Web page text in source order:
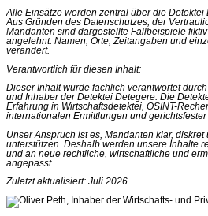
Alle Einsätze werden zentral über die Detektei
Aus Gründen des Datenschutzes, der
Mandanten sind dargestellte Fallbeispiele
angelehnt. Namen, Orte, Zeitangaben und
verändert.
Verantwortlich für diesen Inhalt:
Dieser Inhalt wurde fachlich verantwortet
und Inhaber der Detektei Detegere. Die
Erfahrung in Wirtschaftsdetektei, OSINT-
internationalen Ermittlungen und gerichtsfester
Unser Anspruch ist es, Mandanten klar, diskret
unterstützen. Deshalb werden unsere Inhalte
und an neue rechtliche, wirtschaftliche und
angepasst.
Zuletzt aktualisiert: Juli 2026